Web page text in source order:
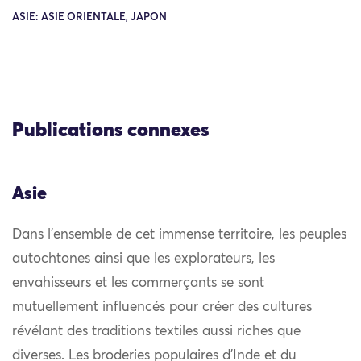
ASIE: ASIE ORIENTALE, JAPON
Publications connexes
Asie
Dans l’ensemble de cet immense territoire, les peuples
autochtones ainsi que les explorateurs, les
envahisseurs et les commerçants se sont
mutuellement influencés pour créer des cultures
révélant des traditions textiles aussi riches que
diverses. Les broderies populaires d’Inde et du